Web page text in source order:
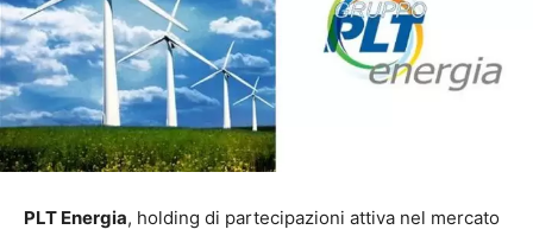
PLT Energia, holding di partecipazioni attiva nel mercato